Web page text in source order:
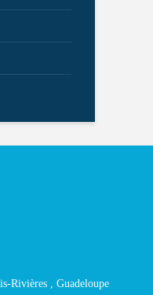
Rivières , Guadeloupe